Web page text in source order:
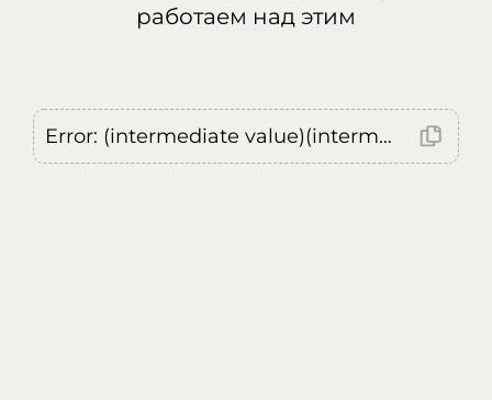
работаем над этим
Error: (intermediate value)(intermediate value)(intermediate value).replaceAll is not a function